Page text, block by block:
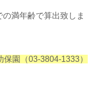
満年齢で算出致しま
園（03-3804-1333）